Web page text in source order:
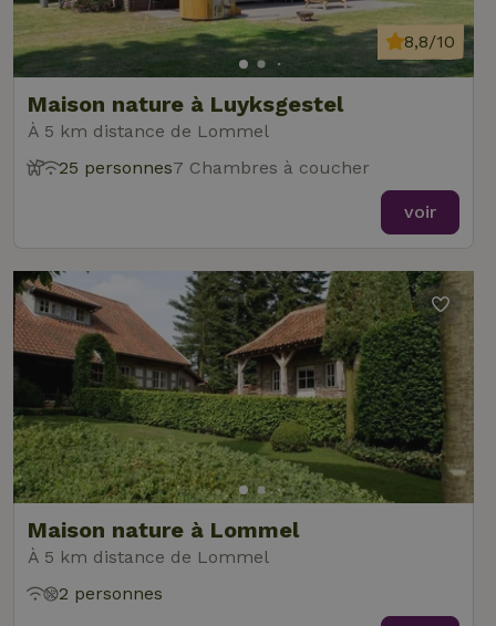
Maison nature à Luyksgestel
À 5 km distance de Lommel
8,8/10
25 personnes7 Chambres à coucher
voir
Maison nature à Lommel
À 5 km distance de Lommel
2 personnes